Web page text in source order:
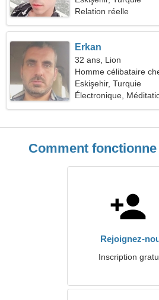
Relation réelle
Erkan
32 ans, Lion
Homme célibataire
Eskişehir, Turquie
Électronique,
Comment
Rejoignez-
Inscription